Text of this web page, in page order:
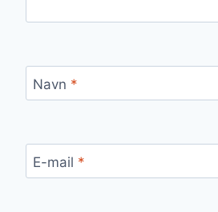
Navn *
E-mail *